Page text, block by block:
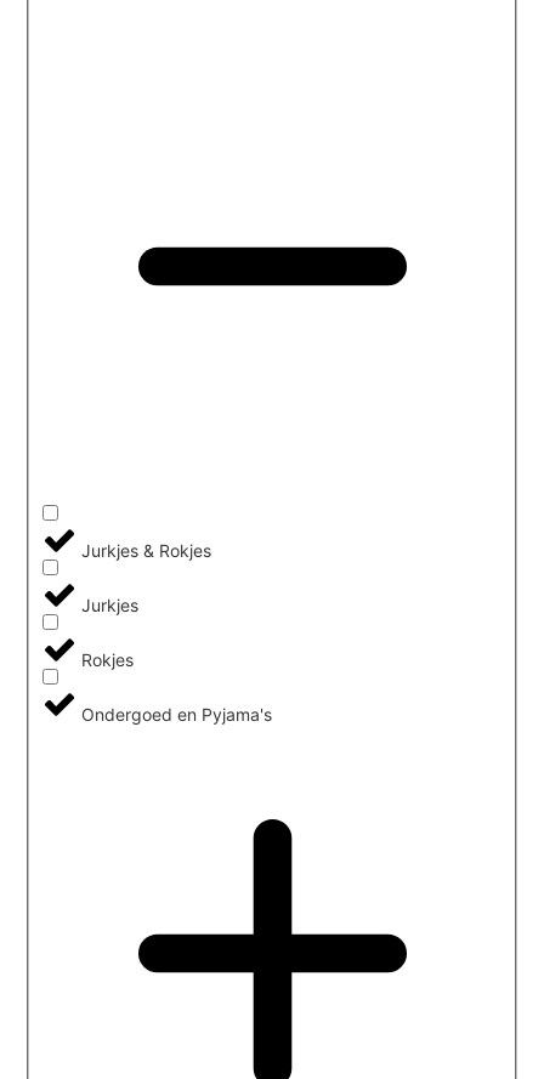
Jurkjes & Rokjes
Jurkjes
Rokjes
Ondergoed en Pyjama's